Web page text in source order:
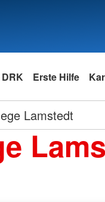
Erste Hilfe
Lamstedt